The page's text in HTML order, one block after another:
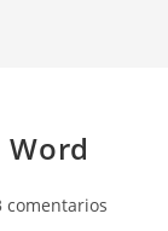
Word
comentarios